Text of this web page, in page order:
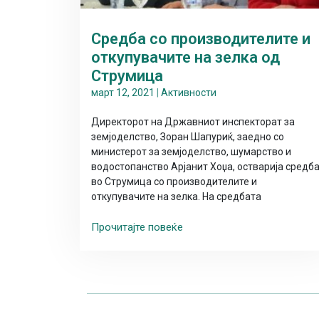
Средба со производителите и
откупувачите на зелка од
Струмица
март 12, 2021 Активности
Директорот на Државниот инспекторат за
земјоделство, Зоран Шапуриќ, заедно со
министерот за земјоделство, шумарство и
водостопанство Арјанит Хоџа, остварија средба
во Струмица со производителите и
откупувачите на зелка. На средбата
Прочитајте повеќе